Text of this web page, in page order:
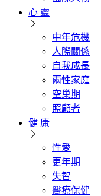
心 靈
中年危機
人際關係
自我成長
兩性家庭
空巢期
照顧者
健 康
性愛
更年期
失智
醫療保健